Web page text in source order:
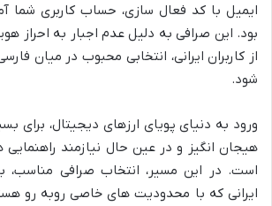
ایمیل با کد فعال سازی، حساب کاربری شما
بود. این صرافی به دلیل عدم اجبار به احراز
از کاربران ایرانی، انتخابی محبوب در میان
شود.
ورود به دنیای پویای ارزهای دیجیتال، برای
هیجان انگیز و در عین حال نیازمند
است. در این مسیر، انتخاب صرافی مناسب، به
ایرانی که با محدودیت های خاصی روبه رو